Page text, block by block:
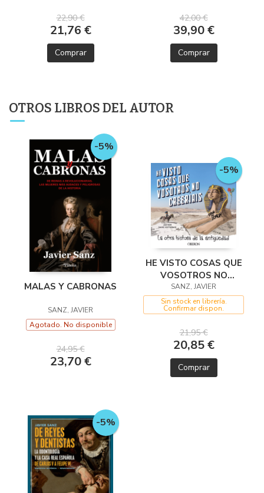
22,90 €
21,76 €
Comprar
42,00 €
39,90 €
Comprar
OTROS LIBROS DEL AUTOR
-5%
MALAS Y CABRONAS
SANZ, JAVIER
Agotado. No disponible
24,95 €
23,70 €
-5%
HE VISTO COSAS QUE
VOSOTROS NO
CREERÍAIS
SANZ, JAVIER
Sin stock en librería.
Confirmar dispon.
21,95 €
20,85 €
Comprar
-5%